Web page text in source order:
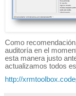
Como
auditoría en el
esta manera justo
actualizamos todos
http://